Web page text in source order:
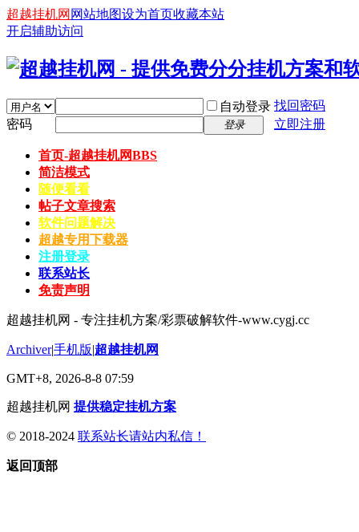
超越挂机网 网站地图设为首页收藏本站
开启辅助访问
自动登录 找回密码
密码
登录 立即注册
首页-超越挂机网BBS
简洁模式
随便看看
帖子文章搜索
软件问题解决
超越专用下载器
注册登录
联系站长
免责声明
超越挂机网 - 专注挂机方案/彩票破解软件-www.cygj.cc
Archiver|手机版|超越挂机网
GMT+8, 2026-8-8 07:59
超越挂机网 提供稳定挂机方案
© 2018-2024 联系站长请站内私信！
返回顶部